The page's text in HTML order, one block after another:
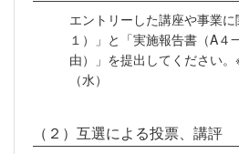
エントリーした講座や事業
１）」と「実施報告書（A４
由）」を提出してください
（水）
（２）互選による投票、講評